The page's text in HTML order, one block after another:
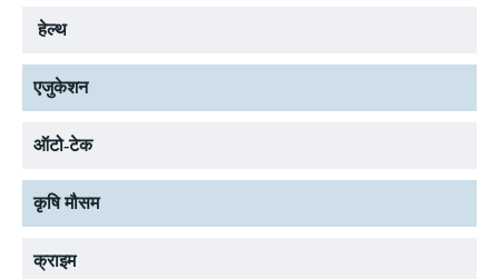
हेल्थ
एजुकेशन
ऑटो-टेक
कृषि मौसम
क्राइम